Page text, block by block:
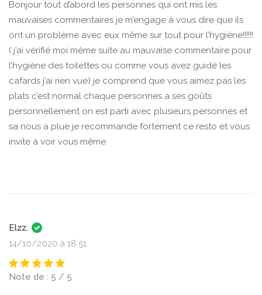
Bonjour tout d’abord les personnes qui ont mis les
mauvaises commentaires je m’engage à vous dire que ils
ont un problème avec eux même sur tout pour l’hygiène!!!!!!
( j’ai vérifié moi même suite au mauvaise commentaire pour
l’hygiène des toilettes ou comme vous avez guidé les
cafards j’ai rien vue) je comprend que vous aimez pas les
plats c’est normal chaque personnes a ses goûts
personnellement on est parti avec plusieurs personnes et
sa nous a plue je recommande fortement ce resto et vous
invite à voir vous même
Elzz.
14/10/2020 à 18:51
Note de : 5 / 5